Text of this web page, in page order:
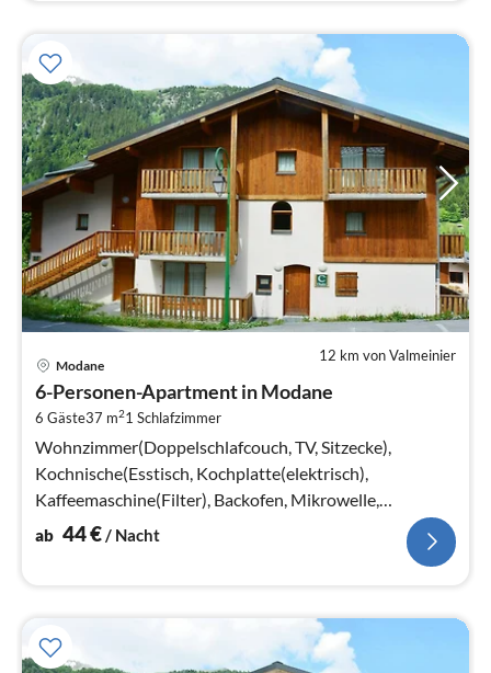
12 km von Valmeinier
Modane
6-Personen-Apartment in Modane
6 Gäste37 m21 Schlafzimmer
Wohnzimmer(Doppelschlafcouch, TV, Sitzecke),
Kochnische(Esstisch, Kochplatte(elektrisch),
Kaffeemaschine(Filter), Backofen, Mikrowelle,
Spülmaschine, Kühlschrank)
ab 44€/ Nacht